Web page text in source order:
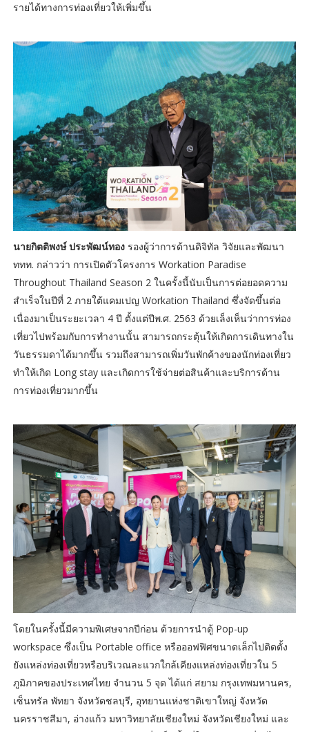
รายได้ทางการท่องเที่ยวให้เพิ่มขึ้น
นายกิตติพงษ์ ประพัฒน์ทองรองผู้ว่าการด้านดิจิทัล วิจัยและพัฒนา
ททท. กล่าวว่า การเปิดตัวโครงการ Workation Paradise
Throughout Thailand Season 2 ในครั้งนี้นับเป็นการต่อยอดความ
สำเร็จในปีที่ 2 ภายใต้แคมเปญ Workation Thailand ซึ่งจัดขึ้นต่อ
เนื่องมาเป็นระยะเวลา 4 ปี ตั้งแต่ปีพ.ศ. 2563 ด้วยเล็งเห็นว่าการท่อง
เที่ยวไปพร้อมกับการทำงานนั้น สามารถกระตุ้นให้เกิดการเดินทางใน
วันธรรมดาได้มากขึ้น รวมถึงสามารถเพิ่มวันพักค้างของนักท่องเที่ยว
ทำให้เกิด Long stay และเกิดการใช้จ่ายต่อสินค้าและบริการด้าน
การท่องเที่ยวมากขึ้น
โดยในครั้งนี้มีความพิเศษจากปีก่อน ด้วยการนำตู้ Pop-up
workspace ซึ่งเป็น Portable office หรือออฟฟิศขนาดเล็กไปติดตั้ง
ยังแหล่งท่องเที่ยวหรือบริเวณละแวกใกล้เคียงแหล่งท่องเที่ยวใน 5
ภูมิภาคของประเทศไทย จำนวน 5 จุด ได้แก่ สยาม กรุงเทพมหานคร,
เซ็นทรัล พัทยา จังหวัดชลบุรี, อุทยานแห่งชาติเขาใหญ่ จังหวัด
นครราชสีมา, อ่างแก้ว มหาวิทยาลัยเชียงใหม่ จังหวัดเชียงใหม่ และ